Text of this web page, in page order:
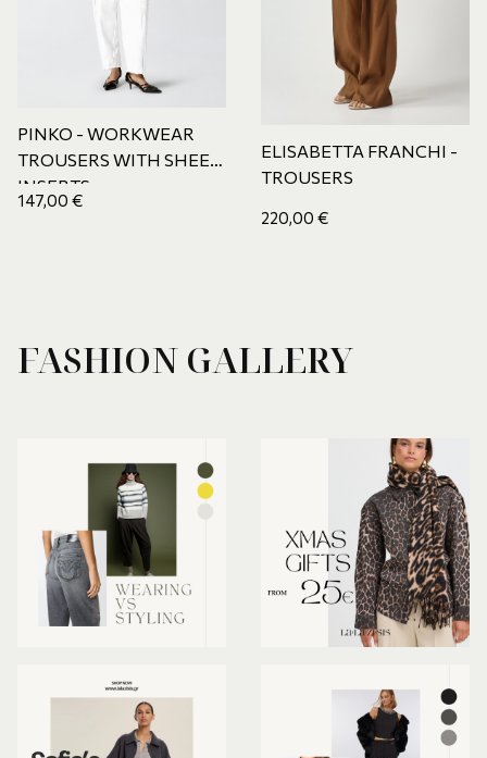
PINKO - WORKWEAR
TROUSERS WITH SHEER
INSERTS
147,00 €
ELISABETTA FRANCHI -
TROUSERS
220,00 €
FASHION GALLERY